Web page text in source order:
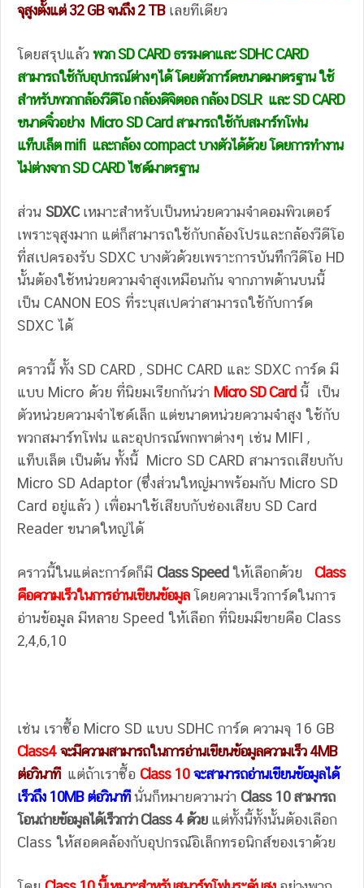
จุสูงตั้งแต่ 32 GB จนถึง 2 TBเลยทีเดียว
โดยสรุปแล้วพวก SD CARD ธรรมดาและ SDHC CARD
สามารถใช้กับอุปกรณ์ต่างๆได้ โดยตัวการ์ดขนาดมาตรฐาน ใช้
สำหรับพวกกล้องวีดีโอ กล้องดิจิตอล กล้อง DSLR และ SD CARD
ขนาดจิ๋วอย่าง Micro SD Card สามารถใช้กับสมาร์ทโฟน
แท็บเล็ต mifi และกล้อง compact บางตัวได้ด้วย โดยการทำงาน
ไม่ต่างจาก SD CARD ไซด์มาตรฐาน
ส่วน SDXCเหมาะสำหรับเป็นหน่วยความจำคอมพิวเตอร์
เพราะจุสูงมาก แต่ก็สามารถใช้กับกล้องโปรและกล้องวีดีโอ
ที่สเปครองรับ SDXC บางตัวด้วยเพราะการบันทึกวีดีโอ HD
นั้นต้องใช้หน่วยความจำสูงเหมือนกัน จากภาพด้านบนนี้
เป็น CANON EOS ที่ระบุสเปคว่าสามารถใช้กับการ์ด
SDXC ได้
คราวนี้ ทั้ง SD CARD , SDHC CARD และ SDXC การ์ด มี
แบบ Micro ด้วย ที่นิยมเรียกกันว่า Micro SD Card นี้ เป็น
ตัวหน่วยความจำไซด์เล็ก แต่ขนาดหน่วยความจำสูง ใช้กับ
พวกสมาร์ทโฟน และอุปกรณ์พกพาต่างๆ เช่น MIFI ,
แท็บเล็ต เป็นต้น ทั้งนี้ Micro SD CARD สามารถเสียบกับ
Micro SD Adaptor (ซึ่งส่วนใหญ่มาพร้อมกับ Micro SD
Card อยู่แล้ว ) เพื่อมาใช้เสียบกับช่องเสียบ SD Card
Reader ขนาดใหญ่ได้
คราวนี้ในแต่ละการ์ดก็มี Class Speed ให้เลือกด้วย Class
คือความเร็วในการอ่านเขียนข้อมูล โดยความเร็วการ์ดในการ
อ่านข้อมูล มีหลาย Speed ให้เลือก ที่นิยมมีขายคือ Class
2,4,6,10
เช่น เราซื้อ Micro SD แบบ SDHC การ์ด ความจุ 16 GB
Class4 จะมีความสามารถในการอ่านเขียนข้อมูลความเร็ว 4MB
ต่อวินาที แต่ถ้าเราซื้อ Class 10 จะสามารถอ่านเขียนข้อมูลได้
เร็วถึง 10MB ต่อวินาที นั่นก็หมายความว่า Class 10 สามารถ
โอนถ่ายข้อมูลได้เร็วกว่า Class 4 ด้วยแต่ทั้งนี้ทั้งนั้นต้องเลือก
Class ให้สอดคล้องกับอุปกรณ์อิเล็กทรอนิกส์ของเราด้วย